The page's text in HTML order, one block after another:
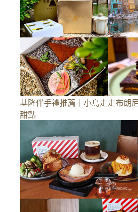
基隆伴手禮推薦｜小島走走布朗
甜點